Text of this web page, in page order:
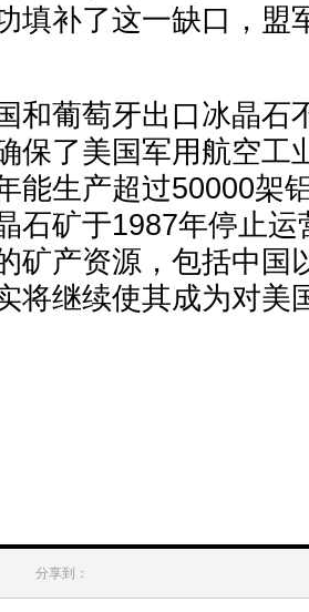
填补了这一缺口，盟
和葡萄牙出口冰晶石
保了美国军用航空工
能生产超过50000架
石矿于1987年停止
矿产资源，包括中国
将继续使其成为对美
分享到：